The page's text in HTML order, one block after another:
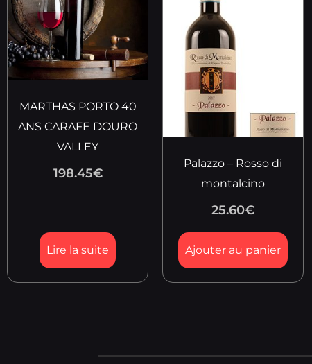
MARTHAS PORTO 40
ANS CARAFE DOURO
VALLEY
198.45€
Lire la suite
Palazzo – Rosso di
montalcino
25.60€
Ajouter au panier